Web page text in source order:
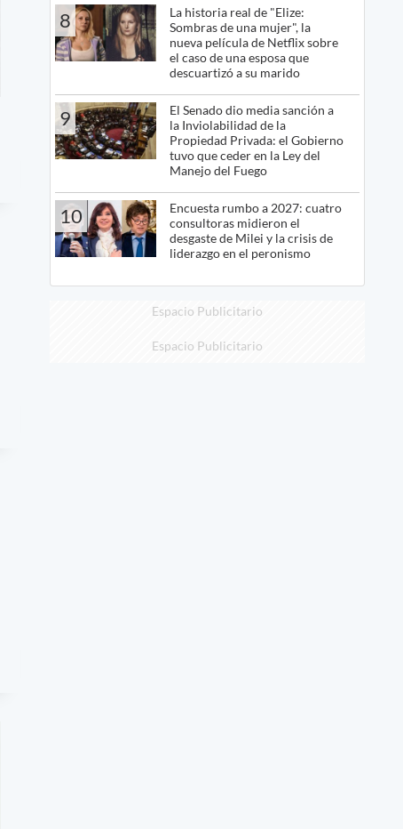
8
La historia real de "Elize:
Sombras de una mujer", la
nueva película de Netflix sobre
el caso de una esposa que
descuartizó a su marido
9
El Senado dio media sanción a
la Inviolabilidad de la
Propiedad Privada: el Gobierno
tuvo que ceder en la Ley del
Manejo del Fuego
10
Encuesta rumbo a 2027: cuatro
consultoras midieron el
desgaste de Milei y la crisis de
liderazgo en el peronismo
Espacio Publicitario
Espacio Publicitario